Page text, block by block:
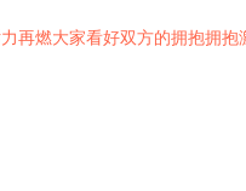
再燃大家看好双方的拥抱拥